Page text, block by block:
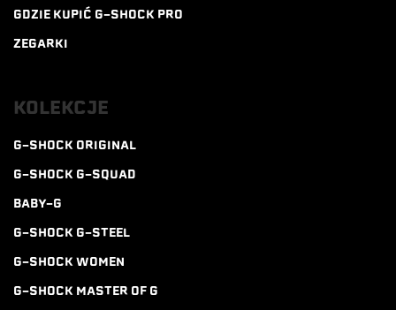
GDZIE KUPIĆ G-SHOCK PRO
ZEGARKI
KOLEKCJE
G-SHOCK ORIGINAL
G-SHOCK G-SQUAD
BABY-G
G-SHOCK G-STEEL
G-SHOCK WOMEN
G-SHOCK MASTER OF G